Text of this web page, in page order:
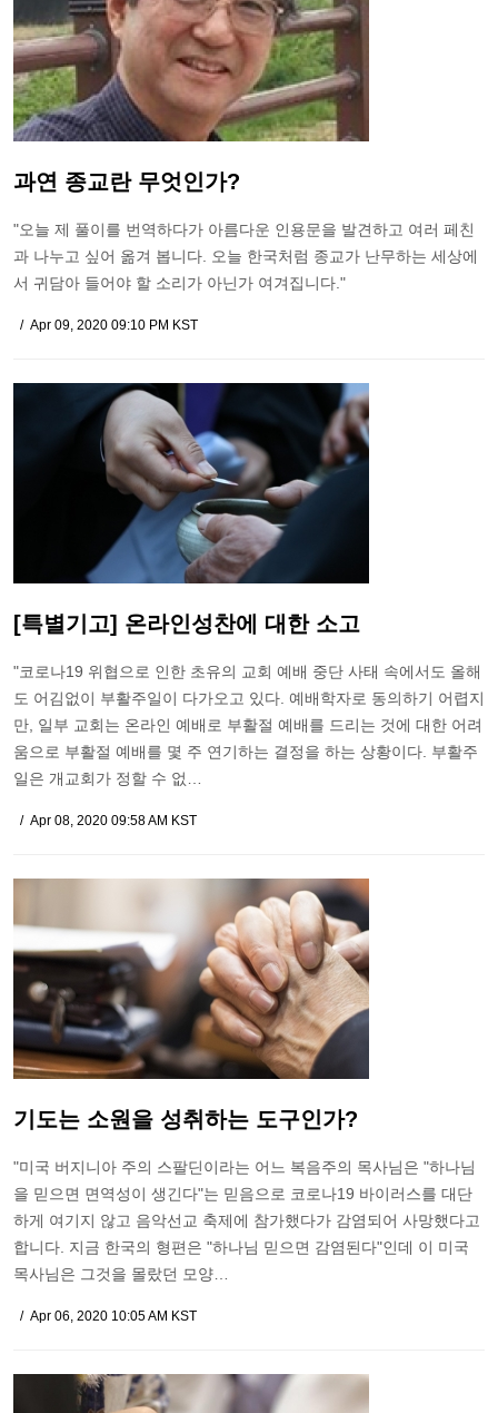
과연 종교란 무엇인가?
"오늘 제 풀이를 번역하다가 아름다운 인용문을 발견하고 여러 페친
과 나누고 싶어 옮겨 봅니다. 오늘 한국처럼 종교가 난무하는 세상에
서 귀담아 들어야 할 소리가 아닌가 여겨집니다."
Apr 09, 2020 09:10 PM KST
[특별기고] 온라인성찬에 대한 소고
"코로나19 위협으로 인한 초유의 교회 예배 중단 사태 속에서도 올해
도 어김없이 부활주일이 다가오고 있다. 예배학자로 동의하기 어렵지
만, 일부 교회는 온라인 예배로 부활절 예배를 드리는 것에 대한 어려
움으로 부활절 예배를 몇 주 연기하는 결정을 하는 상황이다. 부활주
일은 개교회가 정할 수 없…
Apr 08, 2020 09:58 AM KST
기도는 소원을 성취하는 도구인가?
"미국 버지니아 주의 스팔딘이라는 어느 복음주의 목사님은 "하나님
을 믿으면 면역성이 생긴다"는 믿음으로 코로나19 바이러스를 대단
하게 여기지 않고 음악선교 축제에 참가했다가 감염되어 사망했다고
합니다. 지금 한국의 형편은 "하나님 믿으면 감염된다"인데 이 미국
목사님은 그것을 몰랐던 모양…
Apr 06, 2020 10:05 AM KST